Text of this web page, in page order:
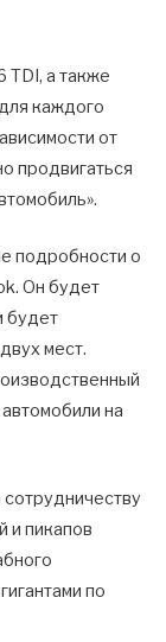
а также
каждого
от
продвигаться
подробности о
Он будет
будет
мест.
на
и пикапов
по